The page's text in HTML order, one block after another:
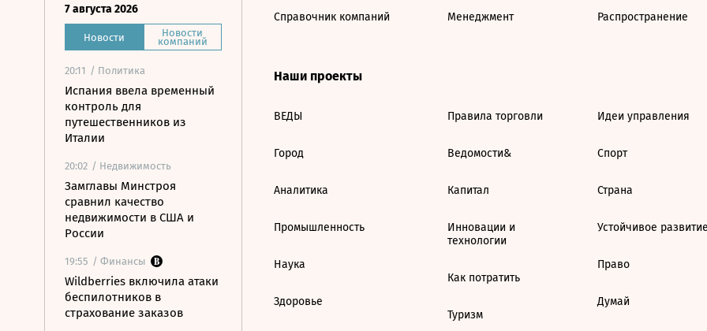
7 августа 2026
Новости Новости
компаний
20:11 / Политика
Испания ввела временный
контроль для
путешественников из
Италии
20:02 / Недвижимость
Замглавы Минстроя
сравнил качество
недвижимости в США и
России
19:55 / Финансы
Wildberries включила атаки
беспилотников в
страхование заказов
Справочник компаний Менеджмент Распространение
Наши проекты
ВЕДЫ
Город
Аналитика
Промышленность
Наука
Здоровье
Правила торговли
Ведомости&
Капитал
Инновации и
технологии
Как потратить
Туризм
Идеи управления
Спорт
Страна
Устойчивое развитие
Право
Думай